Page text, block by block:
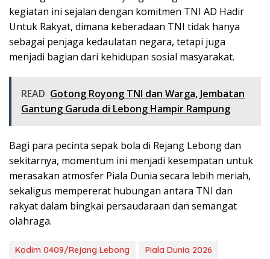
kegiatan ini sejalan dengan komitmen TNI AD Hadir
Untuk Rakyat, dimana keberadaan TNI tidak hanya
sebagai penjaga kedaulatan negara, tetapi juga
menjadi bagian dari kehidupan sosial masyarakat.
READ Gotong Royong TNI dan Warga, Jembatan
Gantung Garuda di Lebong Hampir Rampung
Bagi para pecinta sepak bola di Rejang Lebong dan
sekitarnya, momentum ini menjadi kesempatan untuk
merasakan atmosfer Piala Dunia secara lebih meriah,
sekaligus mempererat hubungan antara TNI dan
rakyat dalam bingkai persaudaraan dan semangat
olahraga.
Kodim 0409/Rejang Lebong Piala Dunia 2026